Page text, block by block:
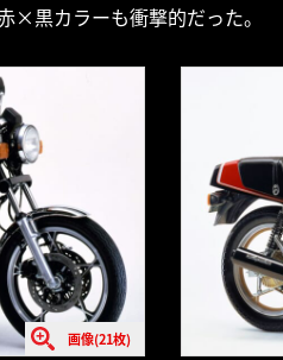
×黒カラーも衝撃的だった。
画像(21枚)